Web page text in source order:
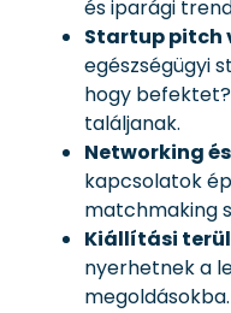
és iparági
Startup pitch
egészségügyi
hogy
találjanak.
Networking
kapcsolatok
matchmaking
Kiállítási
nyerhetnek a
megoldásokba.